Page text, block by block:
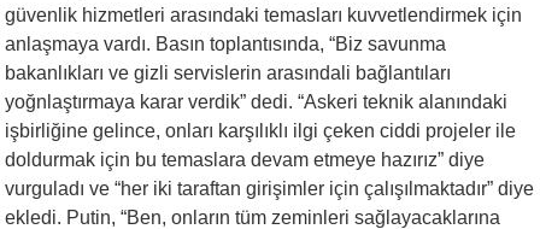
güvenlik hizmetleri arasındaki temasları kuvvetlendirmek için
anlaşmaya vardı. Basın toplantısında, “Biz savunma
bakanlıkları ve gizli servislerin arasındali bağlantıları
yoğnlaştırmaya karar verdik” dedi. “Askeri teknik alanındaki
işbirliğine gelince, onları karşılıklı ilgi çeken ciddi projeler ile
doldurmak için bu temaslara devam etmeye hazırız” diye
vurguladı ve “her iki taraftan girişimler için çalışılmaktadır” diye
ekledi. Putin, “Ben, onların tüm zeminleri sağlayacaklarına